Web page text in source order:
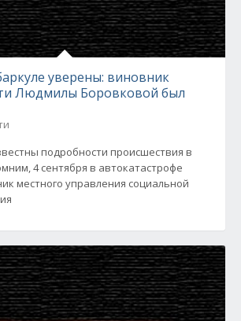
уверены: виновник
Людмилы Боровковой был
подробности происшествия в
4 сентября в автокатастрофе
местного управления социальной